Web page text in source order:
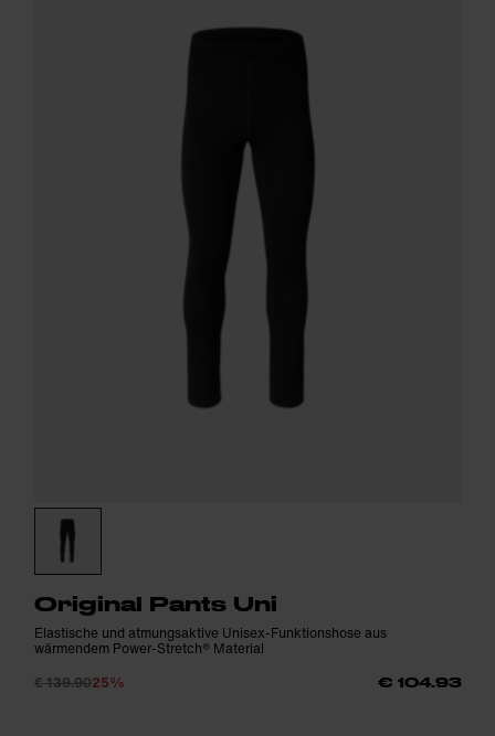
Original Pants Uni
Elastische und atmungsaktive Unisex-Funktionshose aus
wärmendem Power-Stretch® Material
€ 139.9025% € 104.93